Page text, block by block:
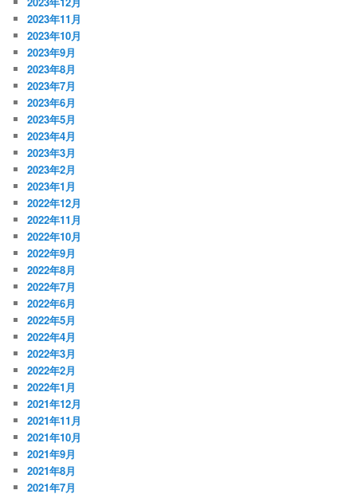
2023年11月
2023年10月
2023年9月
2023年8月
2023年7月
2023年6月
2023年5月
2023年4月
2023年3月
2023年2月
2023年1月
2022年12月
2022年11月
2022年10月
2022年9月
2022年8月
2022年7月
2022年6月
2022年5月
2022年4月
2022年3月
2022年2月
2022年1月
2021年12月
2021年11月
2021年10月
2021年9月
2021年8月
2021年7月